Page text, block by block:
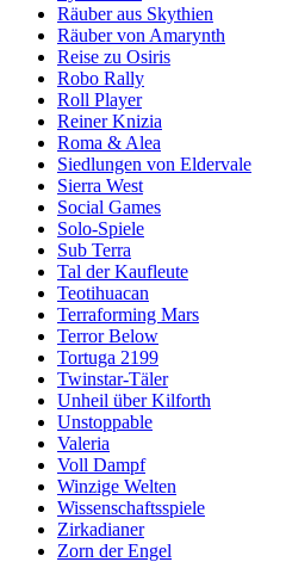
Räuber aus Skythien
Räuber von Amarynth
Reise zu Osiris
Robo Rally
Roll Player
Reiner Knizia
Roma & Alea
Siedlungen von Eldervale
Sierra West
Social Games
Solo-Spiele
Sub Terra
Tal der Kaufleute
Teotihuacan
Terraforming Mars
Terror Below
Tortuga 2199
Twinstar-Täler
Unheil über Kilforth
Unstoppable
Valeria
Voll Dampf
Winzige Welten
Wissenschaftsspiele
Zirkadianer
Zorn der Engel